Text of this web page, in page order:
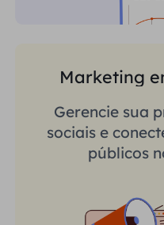
Marketing
Gerencie sua
sociais e
públicos